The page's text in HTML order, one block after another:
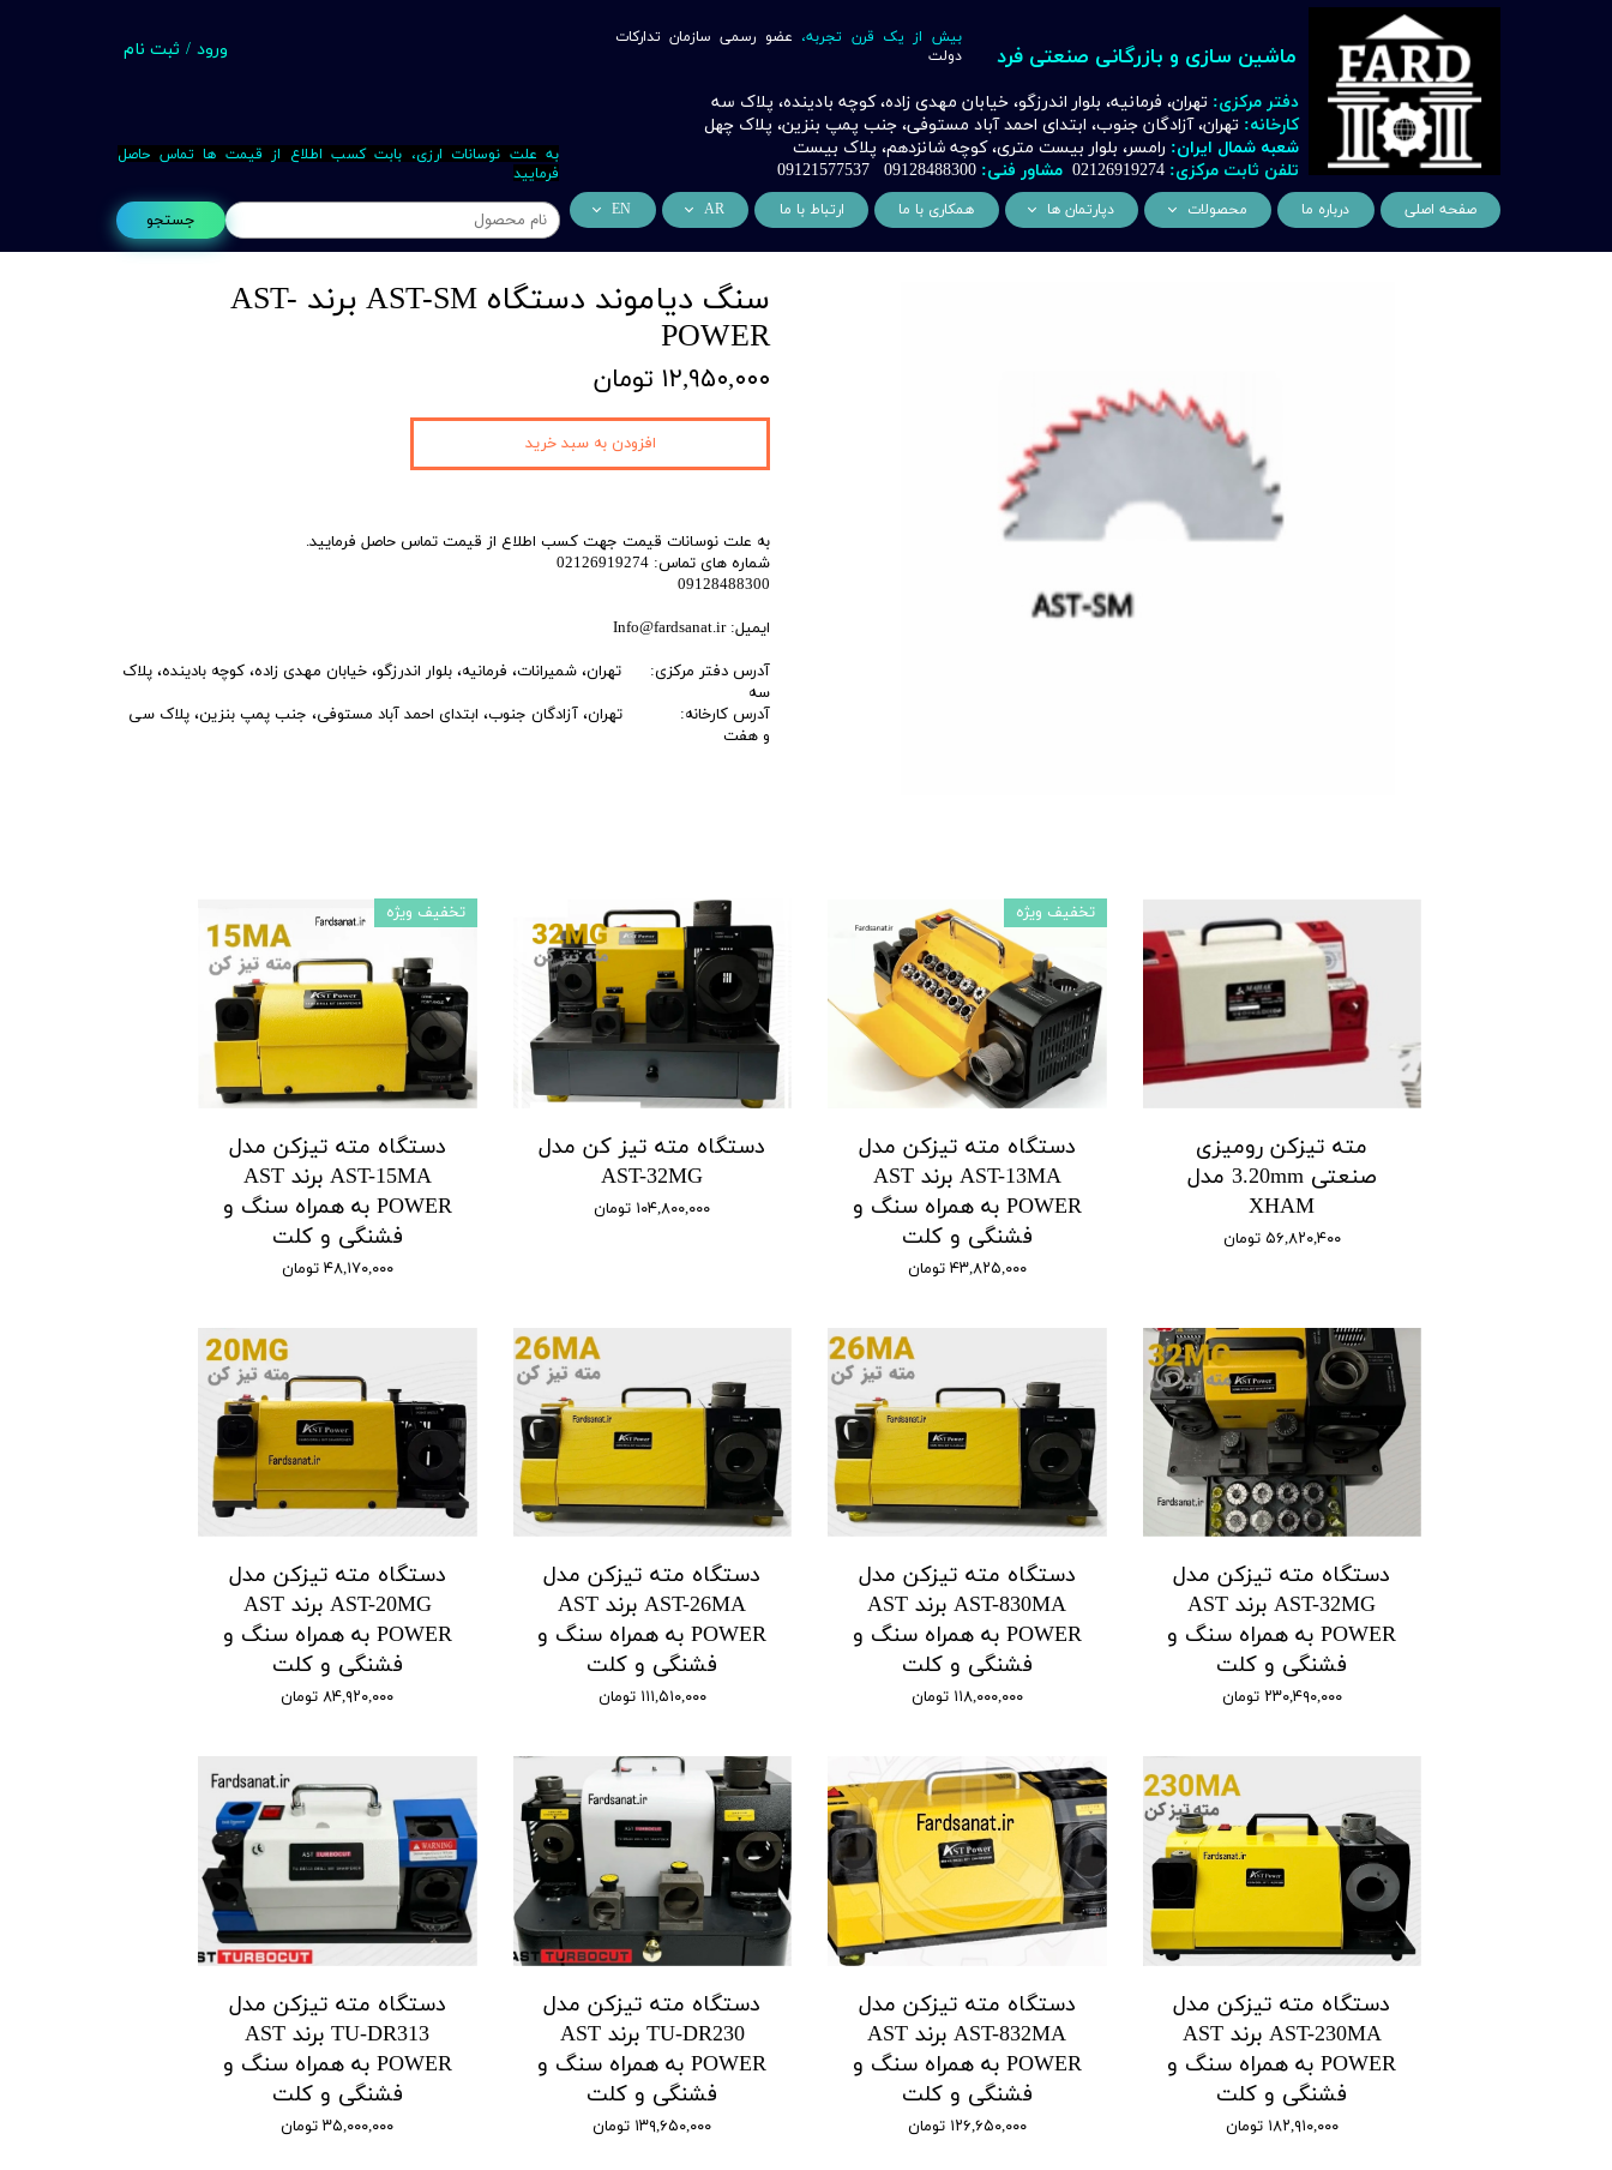
جستجو
دفتر مرکزی: تهران، فرمانیه، بلوار اندرزگو، خیابان مهدی زاده، کوچه بادینده، پلاک سه
کارخانه: تهران، آزادگان جنوب، ابتدای احمد آباد مستوفی، جنب پمپ بنزین، پلاک چهل
شعبه شمال ایران: رامسر، بلوار بیست متری، کوچه شانزدهم، پلاک بیست
تلفن ثابت مرکزی: 02126919274 مشاور فنی:
ماشین سازی و بازرگانی صنعتی فرد
بیش از یک قرن تجربه، عضو رسمی سازمان تدارکات
دولت
ورود / ثبت نام
خروج از حساب کاربری
صفحه اصلی درباره ما محصولات
ماشین آلات و تجهیزات جوشکاری
ماشین آلات و تجهیزات پاشش
ماشین آلات و تجهیزات بتن
ماشین آلات و تجهیزات کارگاهی
دپارتمان ها
اتوماسیون صنعتی IoT فرد
همکاری با ما ارتباط با ما AR
التعاون التجاري
EN
Business Cooperation
به علت نوسانات ارزی، بابت کسب اطلاع از قیمت ها تماس حاصل
فرمایید
سنگ دیاموند دستگاه AST-SM برند AST-
POWER
۱۲,۹۵۰,۰۰۰ تومان
به علت نوسانات قیمت جهت کسب اطلاع از قیمت تماس حاصل فرمایید.
شماره های تماس: 02126919274
09128488300
ایمیل: Info@fardsanat.ir
آدرس دفتر مرکزی: تهران، شمیرانات، فرمانیه، بلوار اندرزگو، خیابان مهدی زاده، کوچه بادینده، پلاک
سه
آدرس کارخانه: تهران، آزادگان جنوب، ابتدای احمد آباد مستوفی، جنب پمپ بنزین، پلاک سی
و هفت
افزودن به سبد خرید
مته تیزکن رومیزی
صنعتی 3.20mm مدل
XHAM
۵۶,۸۲۰,۴۰۰ تومان
دستگاه مته تیزکن مدل
AST-13MA برند AST
POWER به همراه سنگ و
فشنگی و کلت
۴۳,۸۲۵,۰۰۰ تومان
تخفیف ویژه
دستگاه مته تیز کن مدل
AST-32MG
۱۰۴,۸۰۰,۰۰۰ تومان
دستگاه مته تیزکن مدل
AST-15MA برند AST
POWER به همراه سنگ و
فشنگی و کلت
۴۸,۱۷۰,۰۰۰ تومان
تخفیف ویژه
دستگاه مته تیزکن مدل
AST-32MG برند AST
POWER به همراه سنگ و
فشنگی و کلت
۲۳۰,۴۹۰,۰۰۰ تومان
دستگاه مته تیزکن مدل
AST-830MA برند AST
POWER به همراه سنگ و
فشنگی و کلت
۱۱۸,۰۰۰,۰۰۰ تومان
دستگاه مته تیزکن مدل
AST-26MA برند AST
POWER به همراه سنگ و
فشنگی و کلت
۱۱۱,۵۱۰,۰۰۰ تومان
دستگاه مته تیزکن مدل
AST-20MG برند AST
POWER به همراه سنگ و
فشنگی و کلت
۸۴,۹۲۰,۰۰۰ تومان
دستگاه مته تیزکن مدل
AST-230MA برند AST
POWER به همراه سنگ و
فشنگی و کلت
۱۸۲,۹۱۰,۰۰۰ تومان
دستگاه مته تیزکن مدل
AST-832MA برند AST
POWER به همراه سنگ و
فشنگی و کلت
۱۲۶,۶۵۰,۰۰۰ تومان
دستگاه مته تیزکن مدل
TU-DR230 برند AST
POWER به همراه سنگ و
فشنگی و کلت
۱۳۹,۶۵۰,۰۰۰ تومان
دستگاه مته تیزکن مدل
TU-DR313 برند AST
POWER به همراه سنگ و
فشنگی و کلت
۳۵,۰۰۰,۰۰۰ تومان